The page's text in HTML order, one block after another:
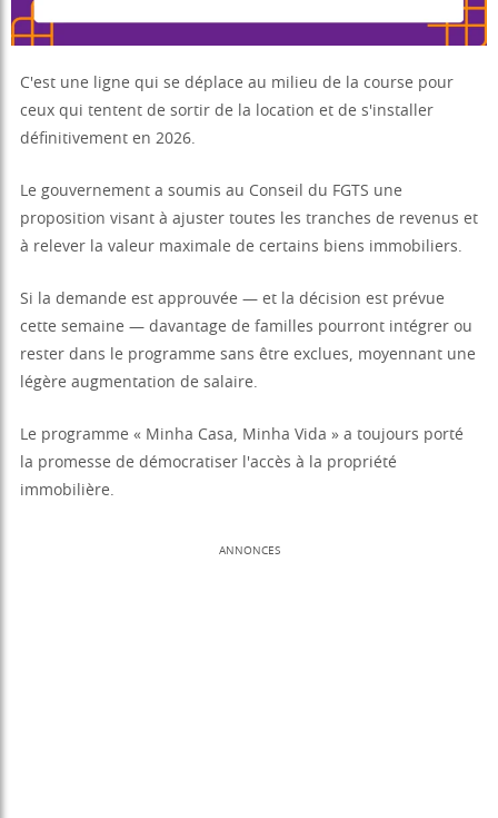
C'est une ligne qui se déplace au milieu de la course pour
ceux qui tentent de sortir de la location et de s'installer
définitivement en 2026.
Le gouvernement a soumis au Conseil du FGTS une
proposition visant à ajuster toutes les tranches de revenus et
à relever la valeur maximale de certains biens immobiliers.
Si la demande est approuvée — et la décision est prévue
cette semaine — davantage de familles pourront intégrer ou
rester dans le programme sans être exclues, moyennant une
légère augmentation de salaire.
Le programme « Minha Casa, Minha Vida » a toujours porté
la promesse de démocratiser l'accès à la propriété
immobilière.
ANNONCES